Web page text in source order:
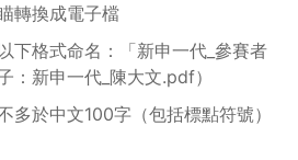
轉換成電子檔
下格式命名：「新申一代_參賽者
：新申一代_陳大文.pdf）
多於中文100字（包括標點符號）